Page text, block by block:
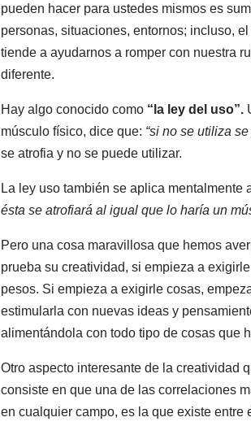
pueden hacer para ustedes mismos es
personas, situaciones, entornos; incluso,
tiende a ayudarnos a romper con nuestra
diferente.
Hay algo conocido como “la ley del uso”.
músculo físico, dice que: “si no se utiliza se
se atrofia y no se puede utilizar.
La ley uso también se aplica mentalmente
ésta se atrofiará al igual que lo haría un
Pero una cosa maravillosa que hemos
prueba su creatividad, si empieza a
pesos. Si empieza a exigirle cosas,
estimularla con nuevas ideas y
alimentándola con todo tipo de cosas que
Otro aspecto interesante de la creatividad
consiste en que una de las correlaciones
en cualquier campo, es la que existe entre